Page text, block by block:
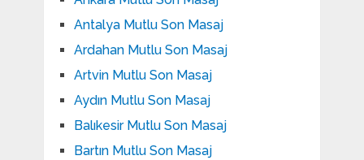
Antalya Mutlu Son Masaj
Ardahan Mutlu Son Masaj
Artvin Mutlu Son Masaj
Aydın Mutlu Son Masaj
Balıkesir Mutlu Son Masaj
Bartın Mutlu Son Masaj